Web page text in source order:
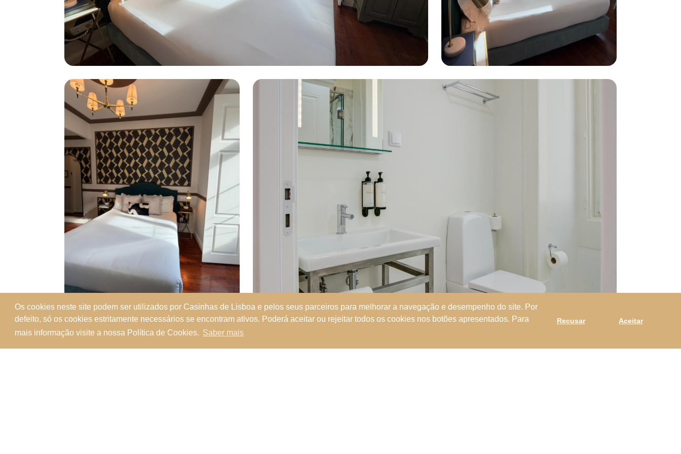
Os cookies neste site podem ser utilizados por Casinhas de Lisboa e pelos seus parceiros para melhorar a navegação e desempenho do site. Por
defeito, só os cookies estritamente necessários se encontram ativos. Poderá aceitar ou rejeitar todos os cookies nos botões apresentados. Para
mais informação visite a nossa Política de Cookies. Saber mais
Recusar Aceitar